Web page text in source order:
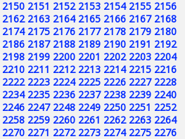
2150 2151 2152 2153 2154 2155 2156
2162 2163 2164 2165 2166 2167 2168
2174 2175 2176 2177 2178 2179 2180
2186 2187 2188 2189 2190 2191 2192
2198 2199 2200 2201 2202 2203 2204
2210 2211 2212 2213 2214 2215 2216
2222 2223 2224 2225 2226 2227 2228
2234 2235 2236 2237 2238 2239 2240
2246 2247 2248 2249 2250 2251 2252
2258 2259 2260 2261 2262 2263 2264
2270 2271 2272 2273 2274 2275 2276